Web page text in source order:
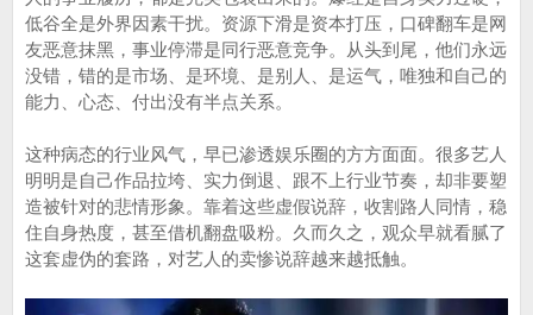
低谷全是外界因素干扰。资源下滑是资本打压，口碑翻车是网
友恶意抹黑，事业停滞是同行恶意竞争。从头到尾，他们永远
没错，错的是市场、是环境、是别人、是运气，唯独和自己的
能力、心态、付出没有半点关系。
这种病态的行业风气，早已渗透娱乐圈的方方面面。很多艺人
明明是自己作品拉垮、实力倒退、跟不上行业节奏，却非要塑
造被针对的悲情形象。靠着这些虚假说辞，收割路人同情，稳
住自身热度，甚至借机翻盘吸粉。久而久之，观众早就看腻了
这套虚伪的套路，对艺人的卖惨说辞越来越抵触。